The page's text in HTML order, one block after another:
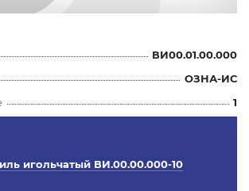
ВИ00.01.00.000
ОЗНА-ИС
1
игольчатый ВИ.00.00.000-10